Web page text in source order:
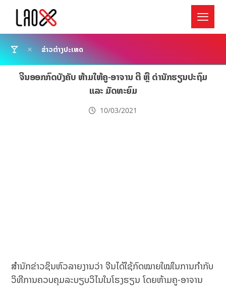
ຂ່າວຕ່າງປະເທດ
ຈີນອອກກົດບັງຄັບ ຫ້າມໃຫ້ຄູ-ອາຈານ ຕີ ຫຼື ດ່ານັກຮຽນປະຖົມ
ແລະ ມັດທະຍົມ
10/03/2021
ສຳນັກຂ່າວຊິນຫົວລາຍງານວ່າ ຈີນໄດ້ໃຊ້ກົດໝາຍໃໝ່ໃນການກຳກັບ
ວິທີການຄວບຄຸມລະບຽບວິໄນໃນໂຮງຮຽນ ໂດຍຫ້າມຄູ-ອາຈານ